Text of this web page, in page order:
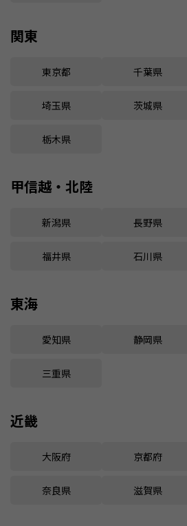
関東
東京都 千葉県
埼玉県 茨城県
栃木県
甲信越・北陸
新潟県 長野県
福井県 石川県
東海
愛知県 静岡県
三重県
近畿
大阪府 京都府
奈良県 滋賀県